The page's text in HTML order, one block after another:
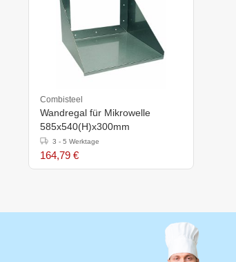
Combisteel
Wandregal für Mikrowelle
585x540(H)x300mm
3 - 5 Werktage
164,79 €